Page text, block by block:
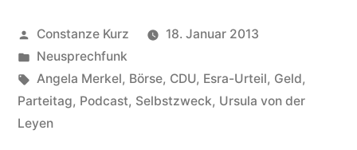
Veröffentlicht
von
Constanze Kurz
18. Januar 2013
Veröffentlicht
in
Neusprechfunk
Schlagwörter:
Angela Merkel, Börse, CDU, Esra-Urteil, Geld,
Parteitag, Podcast, Selbstzweck, Ursula von der
Leyen